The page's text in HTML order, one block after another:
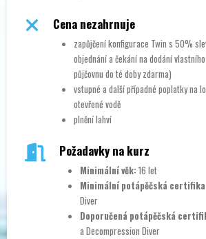
Cena nezahrnuje
zapůjčení konfigurace Twin s 50%
objednání a čekání na dodání
půjčovnu do té doby zdarma)
vstupné a další případné poplatky na
otevřené vodě
plnění lahví
Požadavky na kurz
Minimální věk: 16 let
Minimální potápěčská
Diver
Doporučená potápěčská
a Decompression Diver